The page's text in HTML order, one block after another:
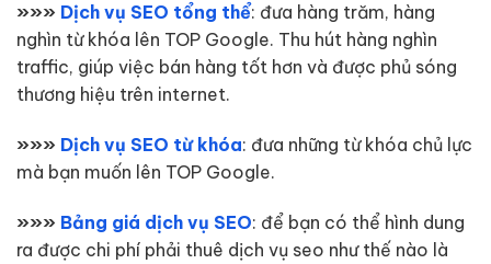
»»» Dịch vụ SEO tổng thể: đưa hàng trăm, hàng
nghìn từ khóa lên TOP Google. Thu hút hàng nghìn
traffic, giúp việc bán hàng tốt hơn và được phủ sóng
thương hiệu trên internet.
»»» Dịch vụ SEO từ khóa: đưa những từ khóa chủ lực
mà bạn muốn lên TOP Google.
»»» Bảng giá dịch vụ SEO: để bạn có thể hình dung
ra được chi phí phải thuê dịch vụ seo như thế nào là